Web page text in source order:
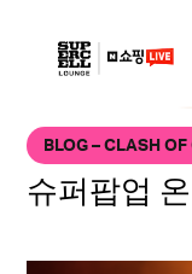
BLOG – CLASH
슈퍼팝업